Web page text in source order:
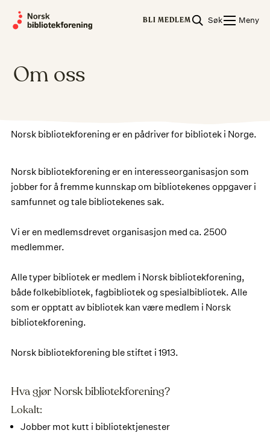
BLI MEDLEM Søk Meny
Om oss
Norsk bibliotekforening er en pådriver for bibliotek i Norge.
Norsk bibliotekforening er en interesseorganisasjon som
jobber for å fremme kunnskap om bibliotekenes oppgaver i
samfunnet og tale bibliotekenes sak.
Vi er en medlemsdrevet organisasjon med ca. 2500
medlemmer.
Alle typer bibliotek er medlem i Norsk bibliotekforening,
både folkebibliotek, fagbibliotek og spesialbibliotek. Alle
som er opptatt av bibliotek kan være medlem i Norsk
bibliotekforening.
Norsk bibliotekforening ble stiftet i 1913.
Hva gjør Norsk bibliotekforening?
Lokalt:
Jobber mot kutt i bibliotektjenester